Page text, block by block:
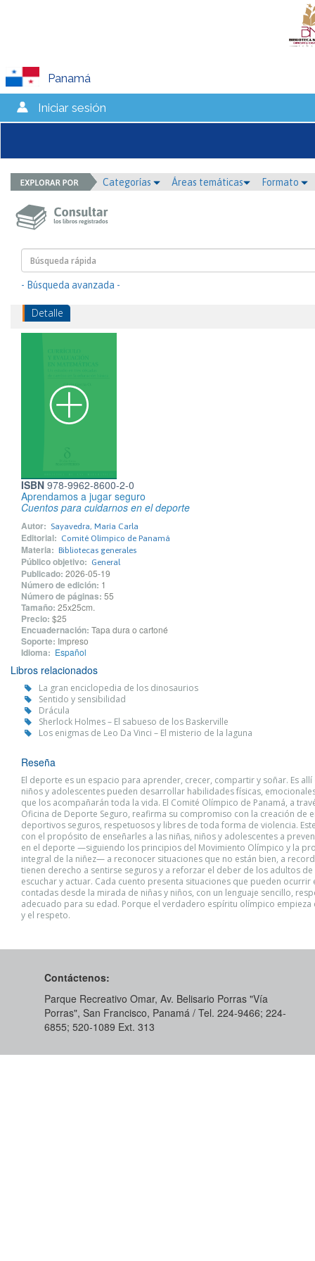
Panamá
Iniciar sesión
Categorías Áreas temáticas Formato
- Búsqueda avanzada -
Detalle
ISBN 978-9962-8600-2-0
Aprendamos a jugar seguro
Cuentos para cuidarnos en el deporte
Autor: Sayavedra, María Carla
Editorial: Comité Olímpico de Panamá
Materia: Bibliotecas generales
Público objetivo: General
Publicado: 2026-05-19
Número de edición: 1
Número de páginas: 55
Tamaño: 25x25cm.
Precio: $25
Encuadernación: Tapa dura o cartoné
Soporte: Impreso
Idioma: Español
Libros relacionados
La gran enciclopedia de los dinosaurios
Sentido y sensibilidad
Drácula
Sherlock Holmes – El sabueso de los Baskerville
Los enigmas de Leo Da Vinci – El misterio de la laguna
Reseña
El deporte es un espacio para aprender, crecer, compartir y soñar. Es
niños y adolescentes pueden desarrollar habilidades físicas,
que los acompañarán toda la vida. El Comité Olímpico de Panamá, a
Oficina de Deporte Seguro, reafirma su compromiso con la creación de
deportivos seguros, respetuosos y libres de toda forma de violencia.
con el propósito de enseñarles a las niñas, niños y adolescentes a
en el deporte —siguiendo los principios del Movimiento Olímpico y la
integral de la niñez— a reconocer situaciones que no están bien, a
tienen derecho a sentirse seguros y a reforzar el deber de los adultos
escuchar y actuar. Cada cuento presenta situaciones que pueden ocurrir
contadas desde la mirada de niñas y niños, con un lenguaje sencillo,
adecuado para su edad. Porque el verdadero espíritu olímpico empieza
y el respeto.
Contáctenos:
Parque Recreativo Omar, Av. Belisario Porras "Vía
Porras", San Francisco, Panamá / Tel. 224-9466; 224-
6855; 520-1089​ Ext. 313